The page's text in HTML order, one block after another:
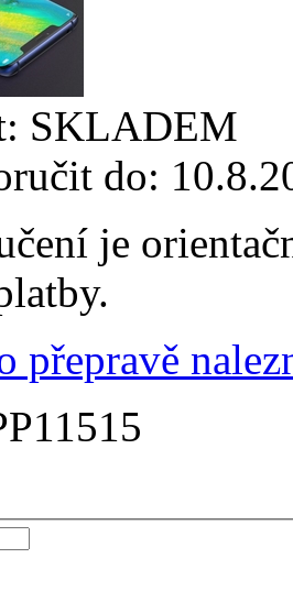
SKLADEM
do:
je
přepravě